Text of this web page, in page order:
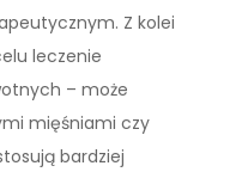
Z kolei
leczenie
– może
mięśniami czy
bardziej